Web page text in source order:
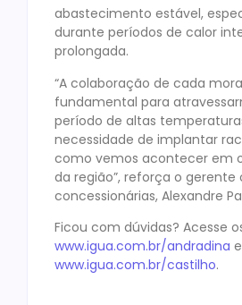
abastecimento estável,
durante períodos de calor
prolongada.
“A colaboração de cada
fundamental para
período de altas
necessidade de implantar
como vemos acontecer em
da região”, reforça o gerente
concessionárias, Alexandre
Ficou com dúvidas? Acesse
www.igua.com.br/andradina e
www.igua.com.br/castilho.